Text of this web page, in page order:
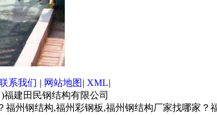
系我们 | 网站地图 | XML|
)福建田民钢结构有限公司
州钢结构,福州彩钢板,福州钢结构厂家找哪家？